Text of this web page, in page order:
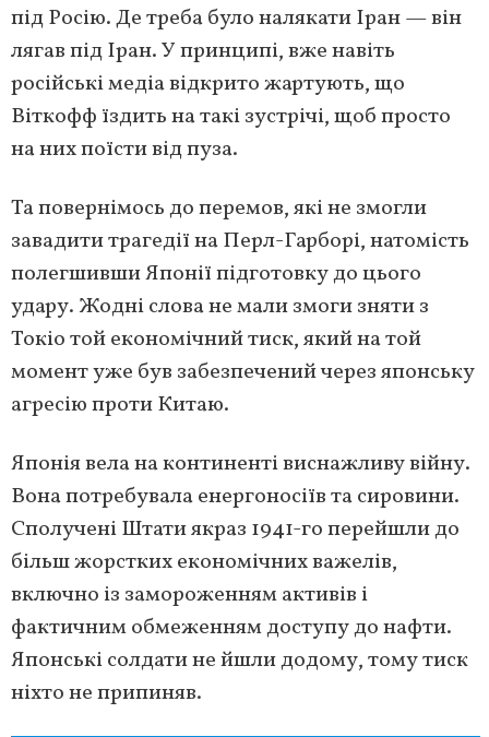
під Росію. Де треба було налякати Іран — він
лягав під Іран. У принципі, вже навіть
російські медіа відкрито жартують, що
Віткофф їздить на такі зустрічі, щоб просто
на них поїсти від пуза.
Та повернімось до перемов, які не змогли
завадити трагедії на Перл-Гарборі, натомість
полегшивши Японії підготовку до цього
удару. Жодні слова не мали змоги зняти з
Токіо той економічний тиск, який на той
момент уже був забезпечений через японську
агресію проти Китаю.
Японія вела на континенті виснажливу війну.
Вона потребувала енергоносіїв та сировини.
Сполучені Штати якраз 1941-го перейшли до
більш жорстких економічних важелів,
включно із замороженням активів і
фактичним обмеженням доступу до нафти.
Японські солдати не йшли додому, тому тиск
ніхто не припиняв.